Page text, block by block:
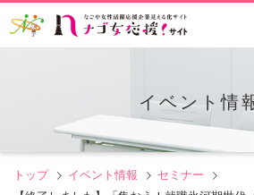
イベント情
トップ イベント情報
セミナー